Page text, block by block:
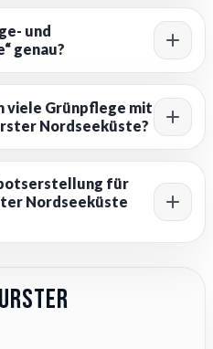
und
genau?
viele Grünpflege mit
Nordseeküste?
für
Nordseeküste